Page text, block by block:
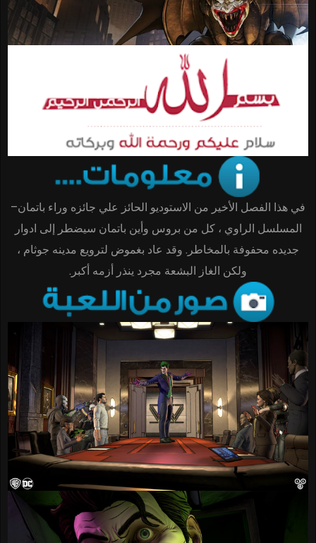
في هذا الفصل الأخير من الاستوديو الحائز علي جائزه وراء باتمان–
المسلسل الراوي ، كل من بروس وأين باتمان سيضطر إلى ادوار
جديده محفوفة بالمخاطر. وقد عاد بغموض لترويع مدينه جوثام ،
ولكن الغاز البشعة مجرد ينذر أزمه أكبر.